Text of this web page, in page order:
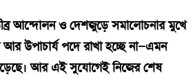
আন্দোলন ও দেশজুড়ে সমালোচনার মুখে
উপাচার্য পদে রাখা হচ্ছে না—এমন
আর এই সুযোগেই নিজের শেষ